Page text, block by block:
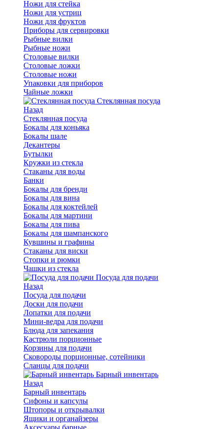
Ножи для стейка
Ножи для устриц
Ножи для фруктов
Приборы для сервировки
Рыбные вилки
Рыбные ножи
Столовые вилки
Столовые ложки
Столовые ножи
Упаковки для приборов
Чайные ложки
Стеклянная посуда
Назад
Стеклянная посуда
Бокалы для коньяка
Бокалы шале
Декантеры
Бутылки
Кружки из стекла
Стаканы для воды
Банки
Бокалы для бренди
Бокалы для вина
Бокалы для коктейлей
Бокалы для мартини
Бокалы для пива
Бокалы для шампанского
Кувшины и графины
Стаканы для виски
Стопки и рюмки
Чашки из стекла
Посуда для подачи
Назад
Посуда для подачи
Доски для подачи
Лопатки для подачи
Мини-ведра для подачи
Блюда для запекания
Кастрюли порционные
Корзины для подачи
Сковороды порционные, сотейники
Сланцы для подачи
Барный инвентарь
Назад
Барный инвентарь
Сифоны и капсулы
Штопоры и открывалки
Ящики и органайзеры
Аксесуары барные